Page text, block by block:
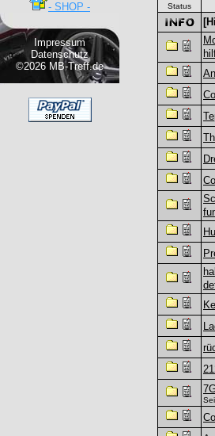
- SHOP -
Impressum
Datenschutz
©2026 MB-Treff.de
Status